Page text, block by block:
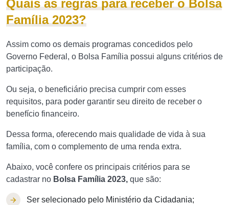
Quais as regras para receber o Bolsa
Família 2023?
Assim como os demais programas concedidos pelo
Governo Federal, o Bolsa Família possui alguns critérios de
participação.
Ou seja, o beneficiário precisa cumprir com esses
requisitos, para poder garantir seu direito de receber o
benefício financeiro.
Dessa forma, oferecendo mais qualidade de vida à sua
família, com o complemento de uma renda extra.
Abaixo, você confere os principais critérios para se
cadastrar no Bolsa Família 2023, que são:
Ser selecionado pelo Ministério da Cidadania;